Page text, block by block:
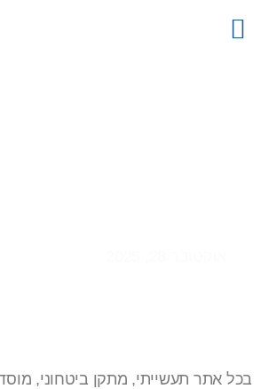
בכל אתר תעשייתי, מתקן ביטחוני,